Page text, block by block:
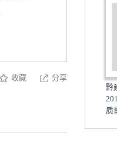
收藏 分享
黔
质